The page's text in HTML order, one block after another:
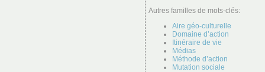
Autres familles de mots-clés:
Aire géo-culturelle
Domaine d’action
Itinéraire de vie
Médias
Méthode d’action
Mutation sociale